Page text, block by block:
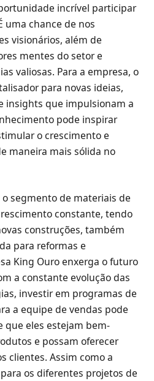
incrível participar
uma chance de nos
visionários, além de
mentes do setor e
valiosas. Para a empresa, o
para novas ideias,
insights que impulsionam a
pode inspirar
o crescimento e
maneira mais sólida no
segmento de materiais de
constante, tendo
construções, também
para reformas e
King Ouro enxerga o futuro
a constante evolução das
investir em programas de
a equipe de vendas pode
que eles estejam bem-
e possam oferecer
clientes. Assim como a
os diferentes projetos de